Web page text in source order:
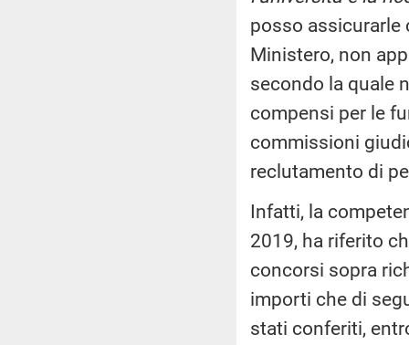
posso assicurarle
Ministero, non
secondo la quale
compensi per le
commissioni
reclutamento di
Infatti, la
2019, ha riferito
concorsi sopra
importi che di
stati conferiti,